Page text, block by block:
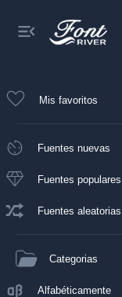
Mis favoritos
Fuentes nuevas
Fuentes populares
Fuentes aleatorias
Categorias
Alfabéticamente